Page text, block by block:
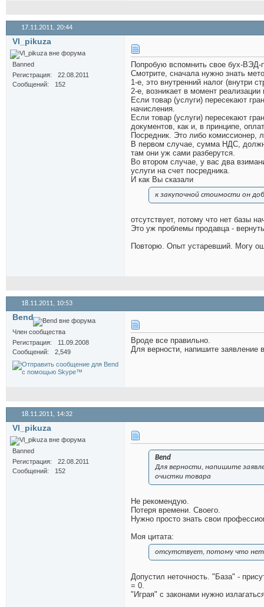
17.11.2011, 20:44
Vl_pikuza
Banned
Регистрация
22.08.2011
Сообщений
152
Попробую вспомнить свое бух-
Смотрите, сначала нужно знать
1-е, это внутренний налог (внутри
2-е, возникает в момент реализации
Если товар (услуги) пересекают
начисления.
Если товар (услуги) пересекают
документов, как и, в принципе,
Посредник. Это либо комиссионер,
В первом случае, сумма НДС,
там они уж сами разберутся.
Во втором случае, у вас два
услуги на счет посредника.
И как Вы сказали
к закупочной стоимости он
отсутствует, потому что нет базы
Это уж проблемы продавца -
Повторю. Опыт устаревший. Могу
18.11.2011, 10:53
Bend
Член сообщества
Регистрация
11.09.2008
Сообщений
2,549
Вроде все правильно.
Для верности, напишите заявление
18.11.2011, 14:32
Vl_pikuza
Banned
Регистрация
22.08.2011
Сообщений
152
Bend
Для верности, напишите
очистки товара
Не рекомендую.
Потеря времени. Своего.
Нужно просто знать свои
Моя цитата:
отсутствует, потому что
Допустил неточность. "База" -
= 0.
"Играя" с законами нужно